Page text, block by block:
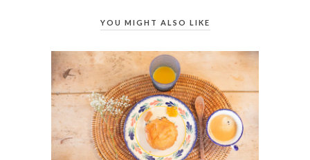
YOU MIGHT ALSO LIKE